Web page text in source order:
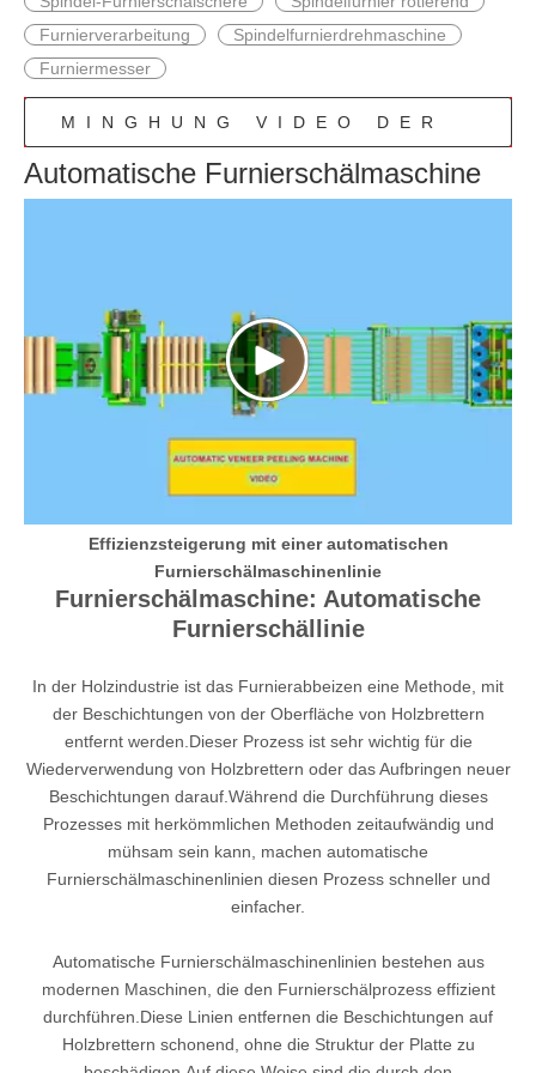
Furnierverarbeitung
Spindelfurnierdrehmaschine
Furniermesser
MINGHUNG VIDEO DER
FURNIERE-
Automatische Furnierschälmaschine
Effizienzsteigerung mit einer automatischen
Furnierschälmaschinenlinie
Furnierschälmaschine: Automatische
Furnierschällinie
In der Holzindustrie ist das Furnierabbeizen eine Methode, mit
der Beschichtungen von der Oberfläche von Holzbrettern
entfernt werden.Dieser Prozess ist sehr wichtig für die
Wiederverwendung von Holzbrettern oder das Aufbringen neuer
Beschichtungen darauf.Während die Durchführung dieses
Prozesses mit herkömmlichen Methoden zeitaufwändig und
mühsam sein kann, machen automatische
Furnierschälmaschinenlinien diesen Prozess schneller und
einfacher.
Automatische Furnierschälmaschinenlinien bestehen aus
modernen Maschinen, die den Furnierschälprozess effizient
durchführen.Diese Linien entfernen die Beschichtungen auf
Holzbrettern schonend, ohne die Struktur der Platte zu